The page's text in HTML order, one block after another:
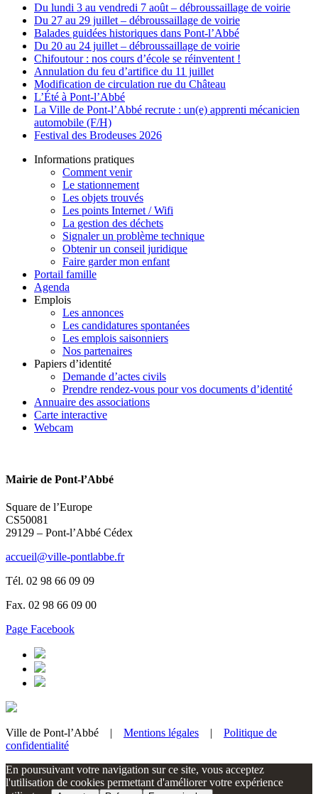
Du lundi 3 au vendredi 7 août – débroussaillage de voirie
Du 27 au 29 juillet – débroussaillage de voirie
Balades guidées historiques dans Pont-l’Abbé
Du 20 au 24 juillet – débroussaillage de voirie
Chifoutour : nos cours d’école se réinventent !
Annulation du feu d’artifice du 11 juillet
Modification de circulation rue du Château
L’Été à Pont-l’Abbé
La Ville de Pont-l’Abbé recrute : un(e) apprenti mécanicien
automobile (F/H)
Festival des Brodeuses 2026
Informations pratiques
Comment venir
Le stationnement
Les objets trouvés
Les points Internet / Wifi
La gestion des déchets
Signaler un problème technique
Obtenir un conseil juridique
Faire garder mon enfant
Portail famille
Agenda
Emplois
Les annonces
Les candidatures spontanées
Les emplois saisonniers
Nos partenaires
Papiers d’identité
Demande d’actes civils
Prendre rendez-vous pour vos documents d’identité
Annuaire des associations
Carte interactive
Webcam
Mairie de Pont-l’Abbé
Square de l’Europe
CS50081
29129 – Pont-l’Abbé Cédex
accueil@ville-pontlabbe.fr
Tél. 02 98 66 09 09
Fax. 02 98 66 09 00
Page Facebook
Ville de Pont-l’Abbé | Mentions légales | Politique de
confidentialité
En poursuivant votre navigation sur ce site, vous acceptez
l'utilisation de cookies permettant d'améliorer votre expérience